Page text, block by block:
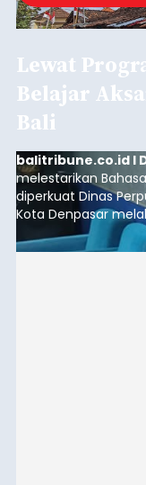
Lewat
Belajar
Bali
balitribune.co.id I
melestarikan
diperkuat Dinas
Kota Denpasar
Perpustakaan
Tahun ini, sebanyak